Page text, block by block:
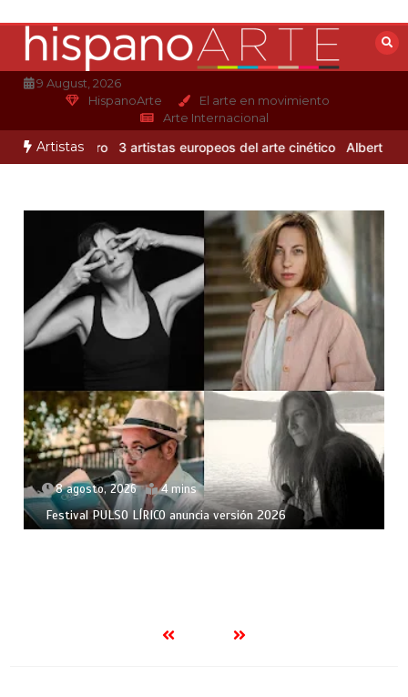
contenido
9 August, 2026
HispanoArte
El arte en movimiento
Arte Internacional
Artistas
Otero 3 artistas europeos del arte cinético Albert
8 agosto, 2026 4 mins
Festival PULSO LÍRICO anuncia versión 2026